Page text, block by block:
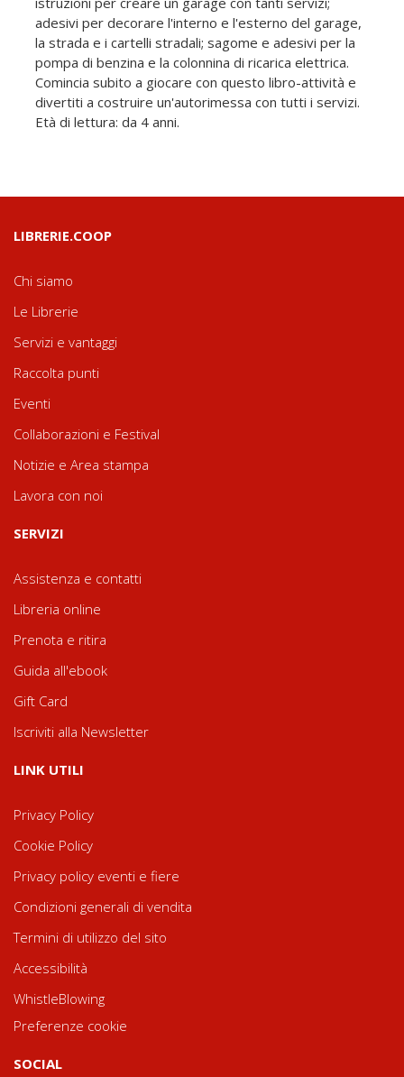
adesivi per decorare l'interno e l'esterno del garage,
la strada e i cartelli stradali; sagome e adesivi per la
pompa di benzina e la colonnina di ricarica elettrica.
Comincia subito a giocare con questo libro-attività e
divertiti a costruire un'autorimessa con tutti i servizi.
Età di lettura: da 4 anni.
LIBRERIE.COOP
Chi siamo
Le Librerie
Servizi e vantaggi
Raccolta punti
Eventi
Collaborazioni e Festival
Notizie e Area stampa
Lavora con noi
SERVIZI
Assistenza e contatti
Libreria online
Prenota e ritira
Guida all'ebook
Gift Card
Iscriviti alla Newsletter
LINK UTILI
Privacy Policy
Cookie Policy
Privacy policy eventi e fiere
Condizioni generali di vendita
Termini di utilizzo del sito
Accessibilità
WhistleBlowing
Preferenze cookie
SOCIAL